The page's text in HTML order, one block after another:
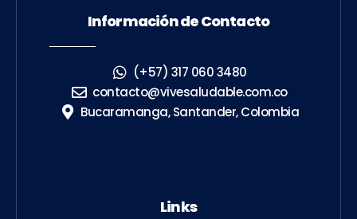
Información de Contacto
(+57) 317 060 3480
contacto@vivesaludable.com.co
Bucaramanga, Santander, Colombia
Links